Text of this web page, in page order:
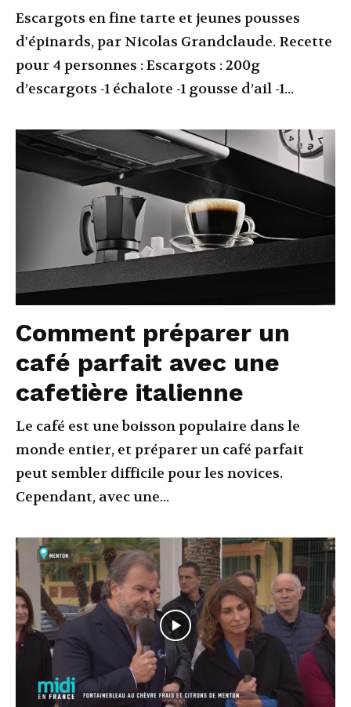
Escargots en fine tarte et jeunes pousses
d'épinards, par Nicolas Grandclaude. Recette
pour 4 personnes : Escargots : 200g
d’escargots -1 échalote -1 gousse d’ail -1...
Comment préparer un
café parfait avec une
cafetière italienne
Le café est une boisson populaire dans le
monde entier, et préparer un café parfait
peut sembler difficile pour les novices.
Cependant, avec une...